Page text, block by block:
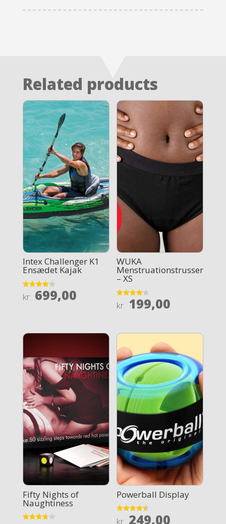
Related products
Intex Challenger K1
Ensædet Kajak
Rated
4.2
kr. 699,00
WUKA
Menstruationstrusser
– XS
Rated
3.9
kr. 199,00
Fifty Nights of
Naughtiness
Powerball Display
Rated
kr. 249,00